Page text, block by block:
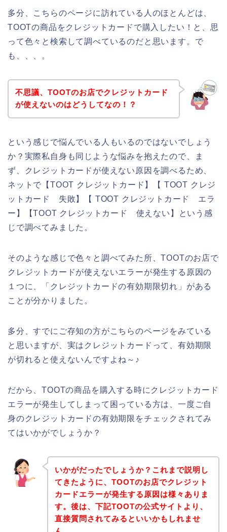
多分、こちらのページに訪れている人のほとんどは、
TOOTの商品をクレジットカードで購入したい！と、思
って色々と検索して調べているのだと思います。で
も、、、。
不思議、TOOTのお店でクレジットカード
が使えないのはどうしてなの！？
という感じで悩んでいる人もいるのではないでしょう
か？実際私自身も同じような悩みを抱えたので、ま
ず、クレジットカードが使えない原因を調べるため、
ネットで【TOOT クレジットカード】【 TOOT クレジ
ットカード 失敗】【 TOOT クレジットカード エラ
ー】【TOOT クレジットカード 使えない】という感
じで調べてみました。
そのような感じで色々と調べてみた所、TOOTのお店で
クレジットカードが使えないエラーが発生する原因の
１つに、「クレジットカードの有効期限切れ」がある
ことが分かりました。
多分、すでにご存知の方がこちらのページをみている
と思いますが、実はクレジットカードって、有効期限
が切れると使えないんですよね～♪
だから、TOOTの商品を購入する時にクレジットカード
エラーが発生してしまって困っている方は、一度ご自
身のクレジットカードの有効期限をチェックされてみ
てはいかがでしょうか？
いかがだったでしょうか？これまで説明し
てきたように、TOOTのお店でクレジット
カードエラーが発生する原因は様々ありま
す。後は、下記TOOTの公式サイトより、
直接質問されてみるといいかもしれませ